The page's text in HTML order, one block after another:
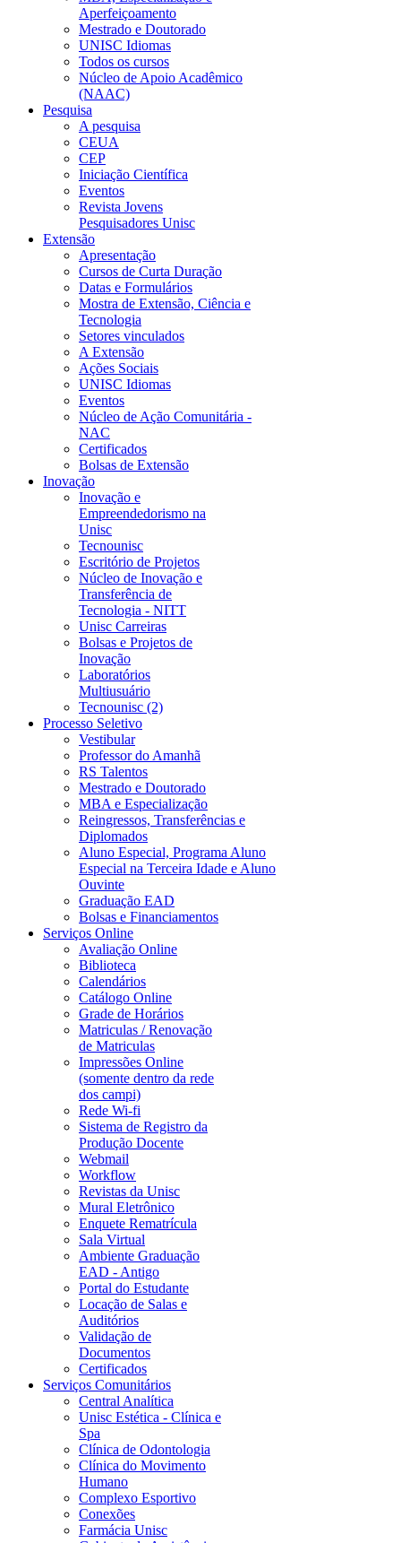
Aperfeiçoamento
Mestrado e Doutorado
UNISC Idiomas
Todos os cursos
Núcleo de Apoio Acadêmico
(NAAC)
Pesquisa
A pesquisa
CEUA
CEP
Iniciação Científica
Eventos
Revista Jovens
Pesquisadores Unisc
Extensão
Apresentação
Cursos de Curta Duração
Datas e Formulários
Mostra de Extensão, Ciência e
Tecnologia
Setores vinculados
A Extensão
Ações Sociais
UNISC Idiomas
Eventos
Núcleo de Ação Comunitária -
NAC
Certificados
Bolsas de Extensão
Inovação
Inovação e
Empreendedorismo na
Unisc
Tecnounisc
Escritório de Projetos
Núcleo de Inovação e
Transferência de
Tecnologia - NITT
Unisc Carreiras
Bolsas e Projetos de
Inovação
Laboratórios
Multiusuário
Tecnounisc (2)
Processo Seletivo
Vestibular
Professor do Amanhã
RS Talentos
Mestrado e Doutorado
MBA e Especialização
Reingressos, Transferências e
Diplomados
Aluno Especial, Programa Aluno
Especial na Terceira Idade e Aluno
Ouvinte
Graduação EAD
Bolsas e Financiamentos
Serviços Online
Avaliação Online
Biblioteca
Calendários
Catálogo Online
Grade de Horários
Matriculas / Renovação
de Matriculas
Impressões Online
(somente dentro da rede
dos campi)
Rede Wi-fi
Sistema de Registro da
Produção Docente
Webmail
Workflow
Revistas da Unisc
Mural Eletrônico
Enquete Rematrícula
Sala Virtual
Ambiente Graduação
EAD - Antigo
Portal do Estudante
Locação de Salas e
Auditórios
Validação de
Documentos
Certificados
Serviços Comunitários
Central Analítica
Unisc Estética - Clínica e
Spa
Clínica de Odontologia
Clínica do Movimento
Humano
Complexo Esportivo
Conexões
Farmácia Unisc